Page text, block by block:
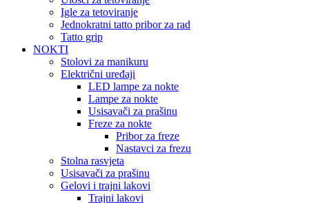
Igle za tetoviranje
Jednokratni tatto pribor za rad
Tatto grip
NOKTI
Stolovi za manikuru
Električni uređaji
LED lampe za nokte
Lampe za nokte
Usisavači za prašinu
Freze za nokte
Pribor za freze
Nastavci za frezu
Stolna rasvjeta
Usisavači za prašinu
Gelovi i trajni lakovi
Trajni lakovi